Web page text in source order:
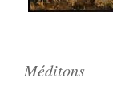
Méditons